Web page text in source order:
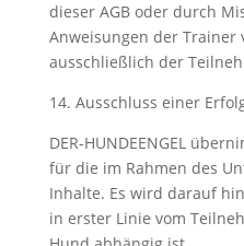
dieser AGB oder durch
Anweisungen der Trainer
ausschließlich der
14. Ausschluss einer
DER-HUNDEENGEL
für die im Rahmen des
Inhalte. Es wird darauf
in erster Linie vom